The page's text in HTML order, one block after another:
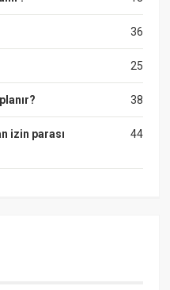
36
25
38
44
izin parası